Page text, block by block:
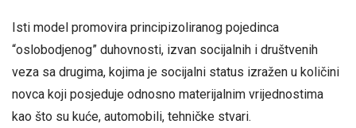
Isti model promovira principizoliranog pojedinca
“oslobodjenog” duhovnosti, izvan socijalnih i društvenih
veza sa drugima, kojima je socijalni status izražen u količini
novca koji posjeduje odnosno materijalnim vrijednostima
kao što su kuće, automobili, tehničke stvari.